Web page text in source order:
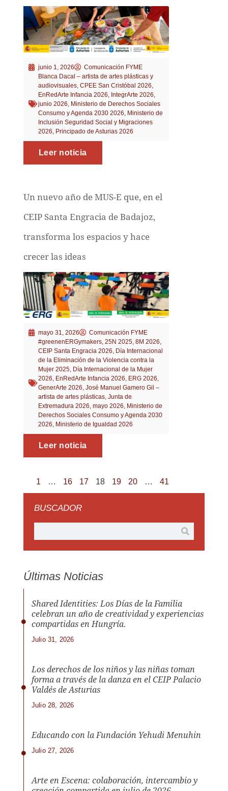
junio 1, 2026
Comunicación FYME
Blanca Dacal – artista de artes plásticas y
audiovisuales, CPEE San Cristóbal 2026
EnRedArte Infancia 2026 IntegrArte 2026
junio 2026 Ministerio de Derechos Sociales
Consumo y Agenda 2030 2026 Ministerio de
Inclusión Seguridad Social y Migraciones
2026 Principado de Asturias 2026
Leer noticia
Un nuevo año de MUS-E que, en el
CEIP Santa Engracia de Badajoz,
transforma los espacios y hace
crecer las ideas
mayo 31, 2026
Comunicación FYME
#greenenERGymakers, 25N 2025, 8M 2026,
CEIP Santa Engracia 2026, Día Internacional
de la Eliminación de la Violencia contra la
Mujer 2025, Día Internacional de la Mujer
2026, EnRedArte Infancia 2026, ERG 2026,
GenerArte 2026, José Manuel Gamero Gil –
artista de artes plásticas, Junta de
Extremadura 2026, mayo 2026, Ministerio de
Derechos Sociales Consumo y Agenda 2030
2026, Ministerio de Igualdad 2026
Leer noticia
1 … 16 17 18 19 20 … 41
BUSCADOR
Últimas Noticias
Shared Identities: Los Días de la Familia
celebran un año de creatividad y experiencias
compartidas en Hungría.
Julio 31, 2026
Los derechos de los niños y las niñas toman
forma a través de la danza en el CEIP Palacio
Valdés de Asturias
Julio 28, 2026
Educando con la Fundación Yehudi Menuhin
Julio 27, 2026
Arte en Escena: colaboración, intercambio y